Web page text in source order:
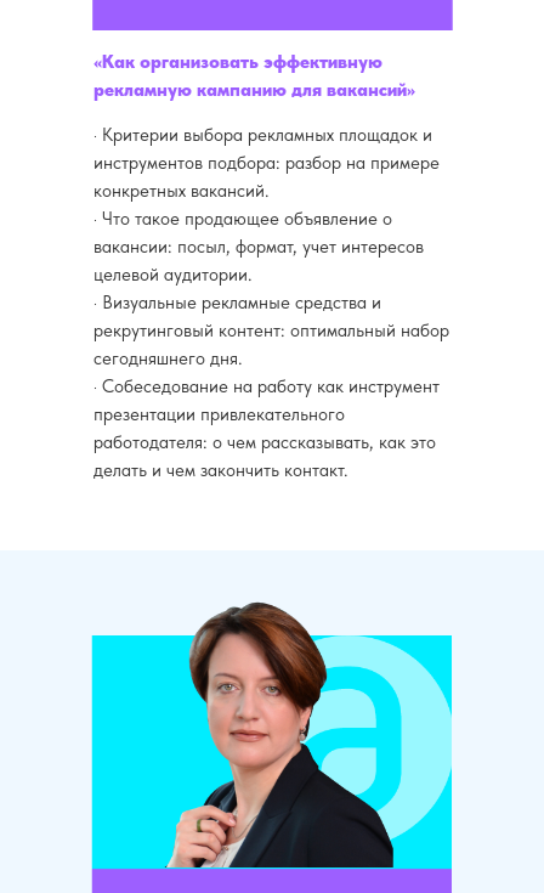
«Как организовать эффективную
рекламную кампанию для вакансий»
· Критерии выбора рекламных площадок и
инструментов подбора: разбор на примере
конкретных вакансий.
· Что такое продающее объявление о
вакансии: посыл, формат, учет интересов
целевой аудитории.
· Визуальные рекламные средства и
рекрутинговый контент: оптимальный набор
сегодняшнего дня.
· Собеседование на работу как инструмент
презентации привлекательного
работодателя: о чем рассказывать, как это
делать и чем закончить контакт.